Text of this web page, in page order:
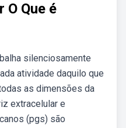
Que é
silenciosamente
atividade daquilo que
as dimensões da
extracelular e
(pgs) são